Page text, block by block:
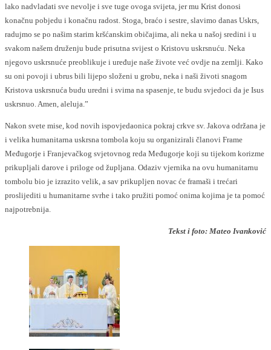
lako nadvladati sve nevolje i sve tuge ovoga svijeta, jer mu Krist donosi
konačnu pobjedu i konačnu radost. Stoga, braćo i sestre, slavimo danas Uskrs,
radujmo se po našim starim kršćanskim običajima, ali neka u našoj sredini i u
svakom našem druženju bude prisutna svijest o Kristovu uskrsnuću. Neka
njegovo uskrsnuće preoblikuje i uređuje naše živote već ovdje na zemlji. Kako
su oni povoji i ubrus bili lijepo složeni u grobu, neka i naši životi snagom
Kristova uskrsnuća budu uredni i svima na spasenje, te budu svjedoci da je Isus
uskrsnuo. Amen, aleluja.”
Nakon svete mise, kod novih ispovjedaonica pokraj crkve sv. Jakova održana je
i velika humanitarna uskrsna tombola koju su organizirali članovi Frame
Međugorje i Franjevačkog svjetovnog reda Međugorje koji su tijekom korizme
prikupljali darove i priloge od župljana. Odaziv vjernika na ovu humanitarnu
tombolu bio je izrazito velik, a sav prikupljen novac će framaši i trećari
proslijediti u humanitarne svrhe i tako pružiti pomoć onima kojima je ta pomoć
najpotrebnija.
Tekst i foto: Mateo Ivanković